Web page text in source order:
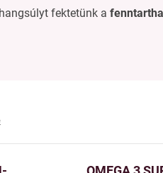
fektetünk a